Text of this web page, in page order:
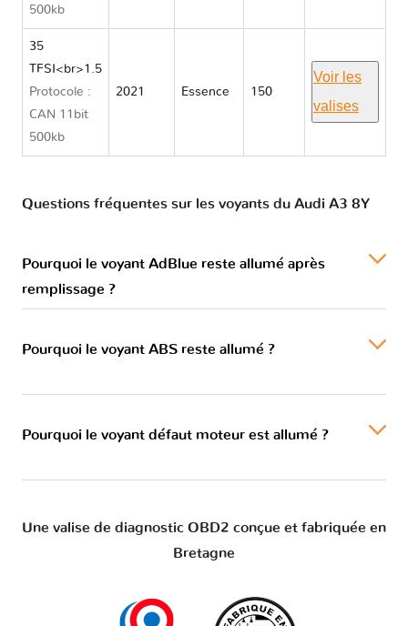
500kb
35
TFSI<br>1.5
Protocole :
CAN 11bit
500kb
2021 Essence 150
Voir les
valises
Questions fréquentes sur les voyants du Audi A3 8Y
Pourquoi le voyant AdBlue reste allumé après
remplissage ?
Pourquoi le voyant ABS reste allumé ?
Pourquoi le voyant défaut moteur est allumé ?
Une valise de diagnostic OBD2 conçue et fabriquée en
Bretagne